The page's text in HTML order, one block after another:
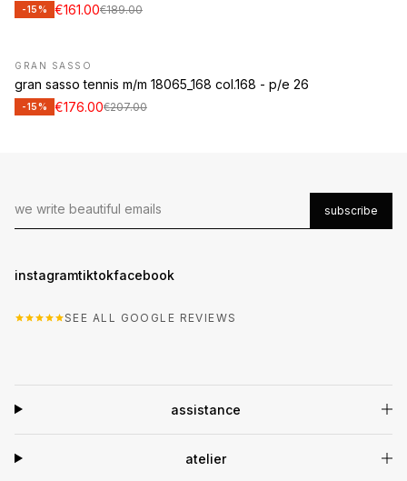
-15% €161.00€189.00
GRAN SASSO
gran sasso tennis m/m 18065_168 col.168 - p/e 26
-15% €176.00€207.00
subscribe
instagramtiktokfacebook
SEE ALL GOOGLE REVIEWS
assistance
atelier